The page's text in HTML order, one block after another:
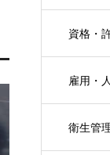
資格・
雇用・
衛生管